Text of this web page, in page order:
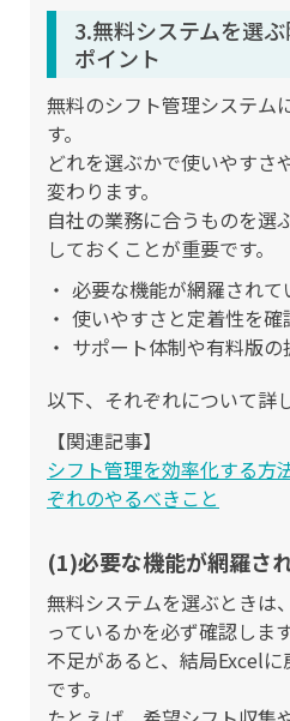
3.無料システムを選
ポイント
無料のシフト管理システム
す。
どれを選ぶかで使いやすさ
変わります。
自社の業務に合うものを選
しておくことが重要です。
必要な機能が網羅されて
使いやすさと定着性を確
サポート体制や有料版の
以下、それぞれについて詳
【関連記事】
シフト管理を効率化する方
ぞれのやるべきこと
(1)必要な機能が網羅さ
無料システムを選ぶときは
っているかを必ず確認します
不足があると、結局Excel
です。